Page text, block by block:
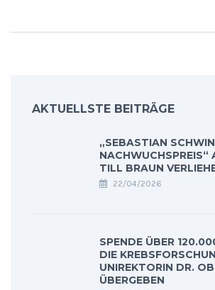
AKTUELLSTE BEITRÄGE
„SEBASTIAN
NACHWUCHSPREIS“
TILL BRAUN
22/04/2026
SPENDE ÜBER
DIE
UNIREKTORIN DR.
ÜBERGEBEN